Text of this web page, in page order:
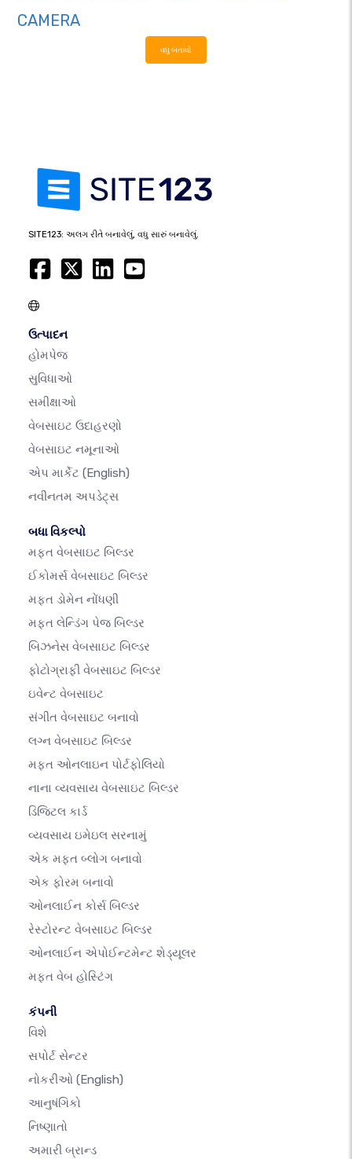
CAMERA
વધુ બતાવો
SITE123: અલગ રીતે બનાવેલું, વધુ સારું બનાવેલું.
ઉત્પાદન
હોમપેજ
સુવિધાઓ
સમીક્ષાઓ
વેબસાઇટ ઉદાહરણો
વેબસાઇટ નમૂનાઓ
એપ માર્કેટ (English)
નવીનતમ અપડેટ્સ
બધા વિકલ્પો
મફત વેબસાઇટ બિલ્ડર
ઈકોમર્સ વેબસાઇટ બિલ્ડર
મફત ડોમેન નોંધણી
મફત લેન્ડિંગ પેજ બિલ્ડર
બિઝનેસ વેબસાઇટ બિલ્ડર
ફોટોગ્રાફી વેબસાઇટ બિલ્ડર
ઇવેન્ટ વેબસાઇટ
સંગીત વેબસાઇટ બનાવો
લગ્ન વેબસાઇટ બિલ્ડર
મફત ઓનલાઇન પોર્ટફોલિયો
નાના વ્યવસાય વેબસાઇટ બિલ્ડર
ડિજિટલ કાર્ડ
વ્યવસાય ઇમેઇલ સરનામું
એક મફત બ્લોગ બનાવો
એક ફોરમ બનાવો
ઓનલાઈન કોર્સ બિલ્ડર
રેસ્ટોરન્ટ વેબસાઇટ બિલ્ડર
ઓનલાઈન એપોઈન્ટમેન્ટ શેડ્યૂલર
મફત વેબ હોસ્ટિંગ
કંપની
વિશે
સપોર્ટ સેન્ટર
નોકરીઓ (English)
આનુષંગિકો
નિષ્ણાતો
અમારી બ્રાન્ડ